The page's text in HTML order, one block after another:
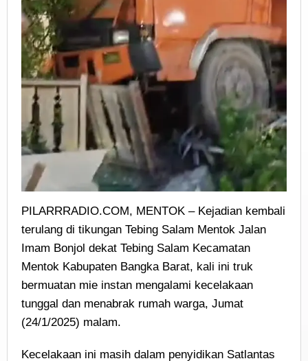
PILARRRADIO.COM, MENTOK – Kejadian kembali
terulang di tikungan Tebing Salam Mentok Jalan
Imam Bonjol dekat Tebing Salam Kecamatan
Mentok Kabupaten Bangka Barat, kali ini truk
bermuatan mie instan mengalami kecelakaan
tunggal dan menabrak rumah warga, Jumat
(24/1/2025) malam.
Kecelakaan ini masih dalam penyidikan Satlantas